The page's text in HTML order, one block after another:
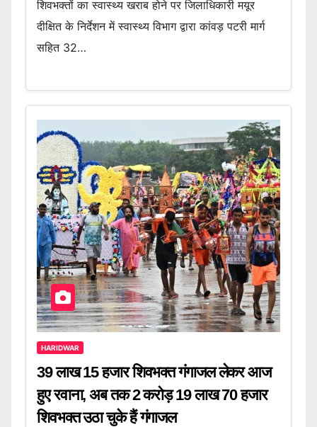
शिवभक्तों का स्वास्थ्य खराब होने पर जिलाधिकारी मयूर
दीक्षित के निर्देशन में स्वास्थ्य विभाग द्वारा कांवड़ पटरी मार्ग
सहित 32…
HARIDWAR
39 लाख 15 हजार शिवभक्त गंगाजल लेकर आज
हुए रवाना, अब तक 2 करोड़ 19 लाख 70 हजार
शिवभक्त उठा चुके हैं गंगाजल